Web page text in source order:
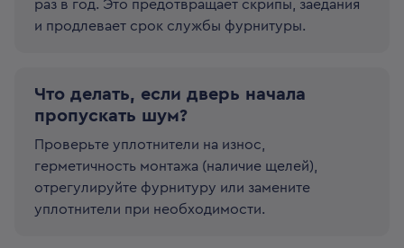
раз в год. Это предотвращает скрипы, заедания
и продлевает срок службы фурнитуры.
Что делать, если дверь начала
пропускать шум?
Проверьте уплотнители на износ,
герметичность монтажа (наличие щелей),
отрегулируйте фурнитуру или замените
уплотнители при необходимости.